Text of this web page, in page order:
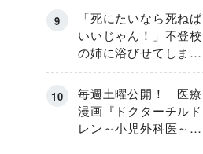
《第１話》
「死にたいなら死ねば
いいじゃん！」不登校
の姉に浴びせてしまっ
た言葉【番外編・後
編】
毎週土曜公開！ 医療
漫画『ドクターチルド
レン～小児外科医～』
【Episode.４】